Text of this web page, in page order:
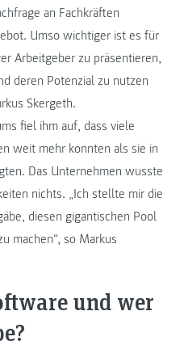
an Fachkräften
Umso wichtiger ist es für
Arbeitgeber zu präsentieren,
deren Potenzial zu nutzen
Skergeth.
fiel ihm auf, dass viele
weit mehr konnten als sie in
Das Unternehmen wusste
nichts. „Ich stellte mir die
diesen gigantischen Pool
machen“, so Markus
und wer